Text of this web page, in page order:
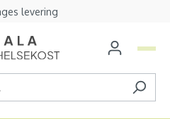
levering